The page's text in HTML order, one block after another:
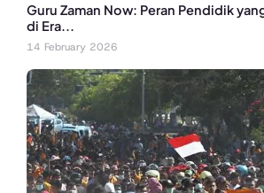
Guru Zaman Now: Peran Pendidik
di Era...
14 February 2026